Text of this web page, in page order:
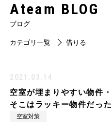
Ateam BLOG
ブログ
カテゴリ一覧 借りる
空室が埋まりやすい物件
そこはラッキー物件だった
空室対策